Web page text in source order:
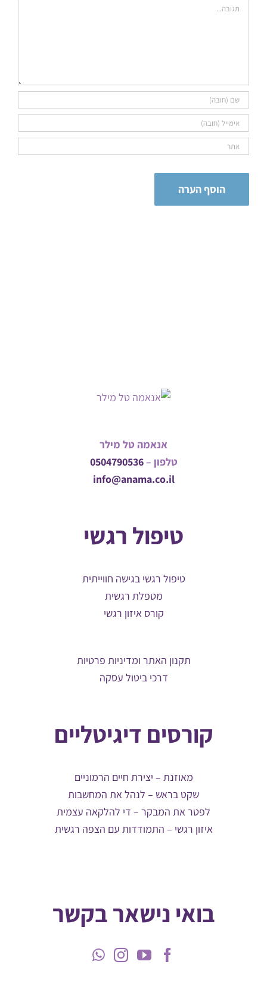
אנאמה טל מילר
טלפון –0504790536
info@anama.co.il
טיפול רגשי
טיפול רגשי בגישה חווייתית
מטפלת רגשית
קורס איזון רגשי
תקנון האתר ומדיניות פרטיות
דרכי ביטול עסקה
קורסים דיגיטליים
מאוזנת – יצירת חיים הרמוניים
שקט בראש – לנהל את המחשבות
לפטר את המבקר – די להלקאה עצמית
איזון רגשי – התמודדות עם הצפה רגשית
בואי נישאר בקשר